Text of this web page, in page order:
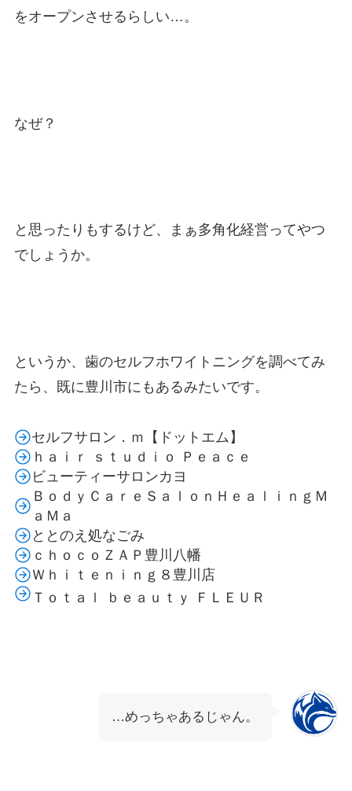
をオープンさせるらしい…。
なぜ？
と思ったりもするけど、まぁ多角化経営ってやつ
でしょうか。
というか、歯のセルフホワイトニングを調べてみ
たら、既に豊川市にもあるみたいです。
セルフサロン．ｍ【ドットエム】
ｈａｉｒ ｓｔｕｄｉｏ Ｐｅａｃｅ
ビューティーサロンカヨ
ＢｏｄｙＣａｒｅＳａｌｏｎＨｅａｌｉｎｇＭ
ａＭａ
ととのえ処なごみ
ｃｈｏｃｏＺＡＰ豊川八幡
Ｗｈｉｔｅｎｉｎｇ８豊川店
Ｔｏｔａｌ ｂｅａｕｔｙ ＦＬＥＵＲ
…めっちゃあるじゃん。